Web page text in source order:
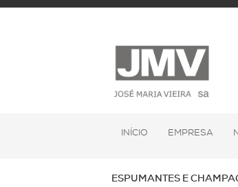
INÍCIO EMPRESA
ESPUMANTES E